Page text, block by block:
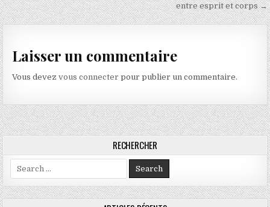
entre esprit et corps →
Laisser un commentaire
Vous devezvous connecter pour publier un commentaire.
RECHERCHER
Search for: